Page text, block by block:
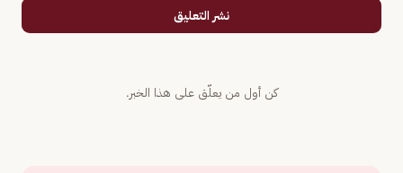
نشر التعليق
كن أول من يعلّق على هذا الخبر.